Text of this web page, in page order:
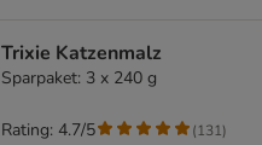
Trixie Katzenmalz
Sparpaket: 3 x 240 g
Rating: 4.7/5 (131)